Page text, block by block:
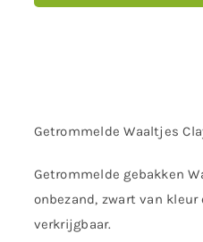
Getrommelde Waaltjes
Getrommelde gebakken
onbezand, zwart van
verkrijgbaar.